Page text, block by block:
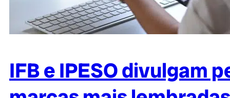
IFB e IPESO divulgam